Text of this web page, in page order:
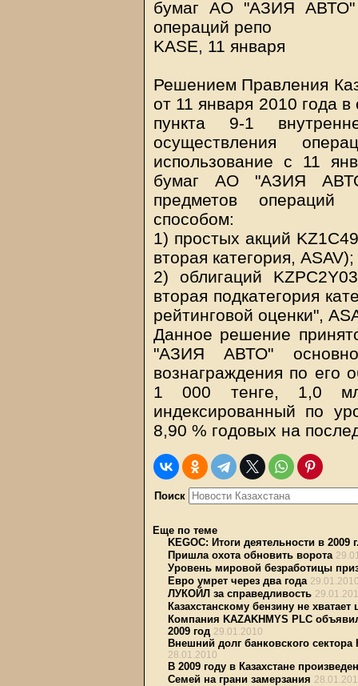
бумаг АО "АЗИЯ АВТО"
операций репо
KASE, 11 января
Решением Правления
от 11 января 2010 года
пункта 9-1
осуществления
использование с 11
бумаг АО "АЗИЯ
предметов операций
способом:
1) простых акций
вторая категория, ASAV);
2) облигаций
вторая подкатегория
рейтинговой оценки",
Данное решение
"АЗИЯ АВТО"
вознаграждения по его
1 000 тенге, 1,0
индексированный по
8,90 % годовых на
Поиск
Еще по теме
KEGOC: Итоги деятельности в 2009
Пришла охота обновить ворота
Уровень мировой безработицы
Евро умрет через два года
ЛУКОЙЛ за справедливость
Казахстанскому бензину не хватает
Компания KAZAKHMYS PLC
2009 год 29.01.2010
Внешний долг банковского
28.01.2010
В 2009 году в Казахстане
Семей на грани замерзания